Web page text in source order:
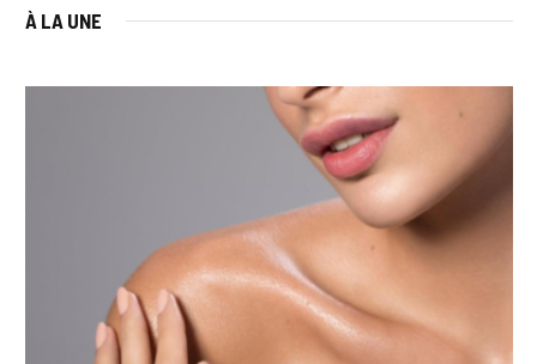
À LA UNE